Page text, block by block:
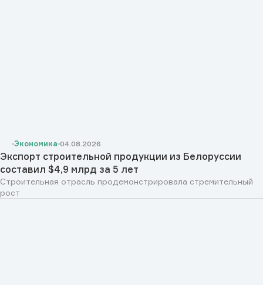
Экономика 04.08.2026
Экспорт строительной продукции из Белоруссии
составил $4,9 млрд за 5 лет
Строительная отрасль продемонстрировала стремительный
рост